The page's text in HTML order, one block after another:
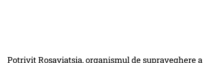
Potrivit Rosaviatsia, organismul de supraveghere a